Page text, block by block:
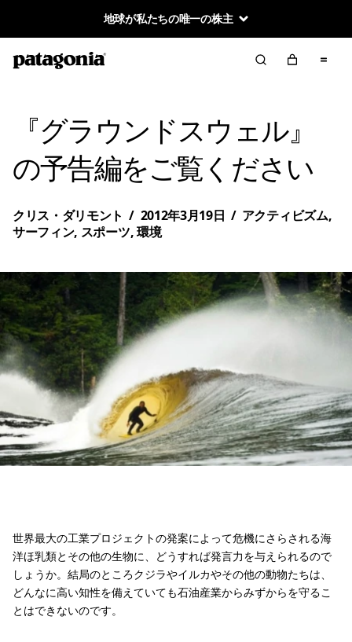
地球が私たちの唯一の株主
『グラウンドスウェル』
の予告編をご覧ください
クリス・ダリモント / 2012年3月19日 / アクティビズム,
サーフィン, スポーツ,環境
世界最大の工業プロジェクトの発案によって危機にさらされる海
洋ほ乳類とその他の生物に、どうすれば発言力を与えられるので
しょうか。結局のところクジラやイルカやその他の動物たちは、
どんなに高い知性を備えていても石油産業からみずからを守るこ
とはできないのです。